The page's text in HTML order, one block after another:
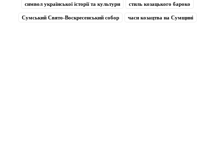
символ української історії та культури стиль козацького бароко
Сумський Свято-Воскресенський собор часи козацтва на Сумщині